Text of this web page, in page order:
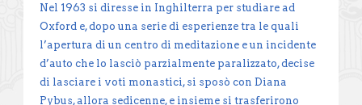
Nel 1963 si diresse in Inghilterra per studiare ad
Oxford e, dopo una serie di esperienze tra le quali
l’apertura di un centro di meditazione e un incidente
d’auto che lo lasciò parzialmente paralizzato, decise
di lasciare i voti monastici, si sposò con Diana
Pybus, allora sedicenne, e insieme si trasferirono